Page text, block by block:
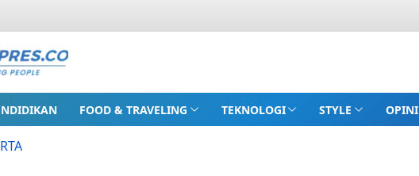
FOOD & TRAVELING TEKNOLOGI STYLE OPINI